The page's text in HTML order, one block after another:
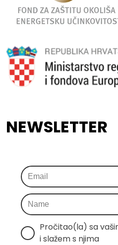
NEWSLETTER
Pročitao(la) sa
i slažem s njima